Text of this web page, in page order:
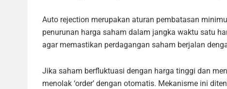
Auto rejection merupakan aturan pembatasan
penurunan harga saham dalam jangka waktu satu
agar memastikan perdagangan saham berjalan
Jika saham berfluktuasi dengan harga tinggi dan
menolak ‘order’ dengan otomatis. Mekanisme ini